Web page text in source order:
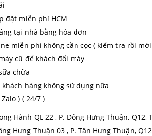
đặt miễn phí HCM
tại nhà bằng hóa đơn
miễn phí không cần cọc ( kiểm tra rồi
cũ để khách đổi máy
chữa
hàng không sữ dụng nữa
) ( 24/7 )
Hành QL 22 , P. Đông Hưng Thuận, Q12,
Hưng Thuận 03 , P. Tân Hưng Thuận,